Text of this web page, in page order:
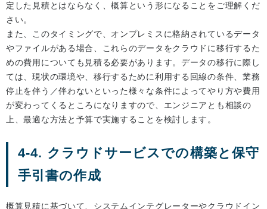
定した見積とはならなく、概算という形になることをご理解くだ
さい。
また、このタイミングで、オンプレミスに格納されているデータ
やファイルがある場合、これらのデータをクラウドに移行するた
めの費用についても見積る必要があります。データの移行に際し
ては、現状の環境や、移行するために利用する回線の条件、業務
停止を伴う／伴わないといった様々な条件によってやり方や費用
が変わってくるところになりますので、エンジニアとも相談の
上、最適な方法と予算で実施することを検討します。
4-4. クラウドサービスでの構築と保守
手引書の作成
概算見積に基づいて、システムインテグレーターやクラウドイン